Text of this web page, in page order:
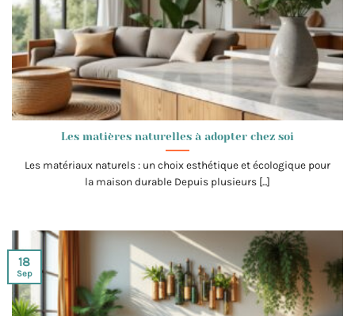
Les matières naturelles à adopter chez soi
Les matériaux naturels : un choix esthétique et écologique pour
la maison durable Depuis plusieurs [...]
18
Sep